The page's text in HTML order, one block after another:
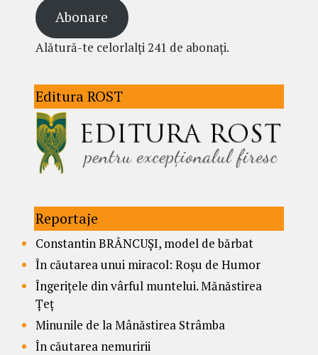
Abonare
Alătură-te celorlalți 241 de abonați.
Editura ROST
Reportaje
Constantin BRÂNCUȘI, model de bărbat
În căutarea unui miracol: Roșu de Humor
Îngerițele din vârful muntelui. Mănăstirea
Țeț
Minunile de la Mânăstirea Strâmba
În căutarea nemuririi